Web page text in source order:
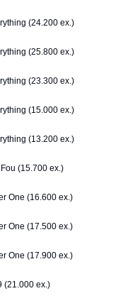
(24.200 ex.)
(25.800 ex.)
(23.300 ex.)
(15.000 ex.)
(13.200 ex.)
(15.700 ex.)
One (16.600 ex.)
One (17.500 ex.)
One (17.900 ex.)
(21.000 ex.)